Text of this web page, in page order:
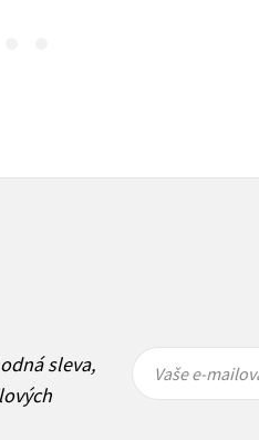
sleva,
mailová
mailová
Vaše e-